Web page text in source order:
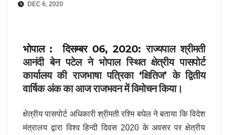
DEC 6, 2020
भोपाल : दिसम्बर 06, 2020:राज्यपाल श्रीमती
आनंदी बेन पटेल ने भोपाल स्थित क्षेत्रीय पासपोर्ट
कार्यालय की राजभाषा पत्रिका ‘क्षितिज’ के द्वितीय
वार्षिक अंक का आज राजभवन में विमोचन किया।
क्षेत्रीय पासपोर्ट अधिकारी श्रीमती रश्मि बघेल ने बताया कि विदेश
मंत्रालय द्वारा विश्व हिन्दी दिवस 2020 के अवसर पर क्षेत्रीय